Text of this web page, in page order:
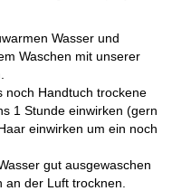
Wasser und
Waschen mit unserer
noch Handtuch trockene
1 Stunde einwirken (gern
einwirken um ein noch
gut ausgewaschen
der Luft trocknen.